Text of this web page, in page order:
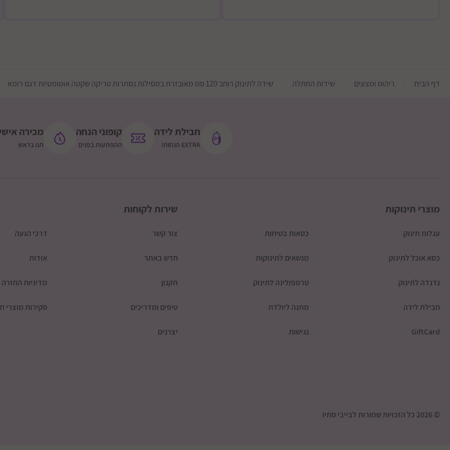
תוספת 200 שקלים גליל עליון ורמת הגולן (מצריך אישור ותאום טלפוני)
דף הבית ריהוט ומצעים שידות החתלה שידה לתינוק רוחב 120 סמ מאובזרת במסילות נסתרות טריקה שקטה אוטומטיות דגם רומא
חבילת לידה
EXTRA הנחות!
קופוני הנחה
ההפתעות בפנים
מכירה
תנו בראש
מוצרי תינוקות
עגלות תינוק כסאות בטיחות
כסא אוכל לתינוק מנשאים לתינוקות
נדנדה לתינוק טרמפולינה לתינוק
חבילת לידה מתנה ליולדת
GiftCard נגישות
שירות לקוחות
צור קשר דרכי הגעה
חדש באתר אודות
תקנון מדיניות החזרה
טיפים ומדריכים סקירות מוצרי
יצרנים
© 2026 כל הזכויות שמורות לבייבי סתיו